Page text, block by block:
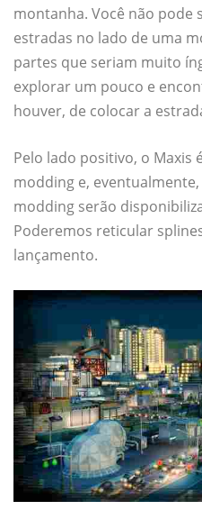
montanha. Você não pode
estradas no lado de uma
partes que seriam muito
explorar um pouco e
houver, de colocar a
Pelo lado positivo, o Maxis
modding e,
modding serão
Poderemos reticular
lançamento.